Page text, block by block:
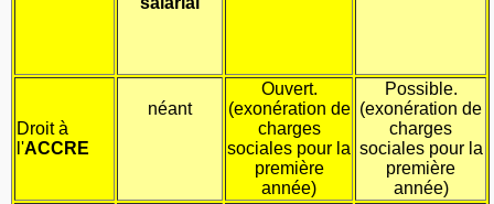
Droit à
l'ACCRE
néant
Ouvert.
(exonération de
charges
sociales pour la
première
année)
Possible.
(exonération de
charges
sociales pour la
première
année)